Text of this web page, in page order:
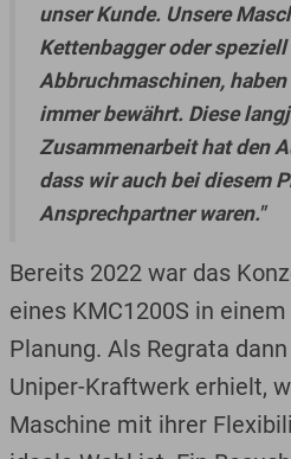
unser Kunde. Unsere
Kettenbagger oder
Abbruchmaschinen,
immer bewährt. Diese
Zusammenarbeit hat den
dass wir auch bei diesem
Ansprechpartner waren."
Bereits 2022 war das
eines KMC1200S in
Planung. Als Regrata
Uniper-Kraftwerk erhielt,
Maschine mit ihrer